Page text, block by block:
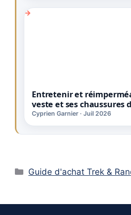
Entretenir et
veste et ses chaussures
Cyprien Garnier · Juil 2026
Catégories
Guide d'achat Trek &